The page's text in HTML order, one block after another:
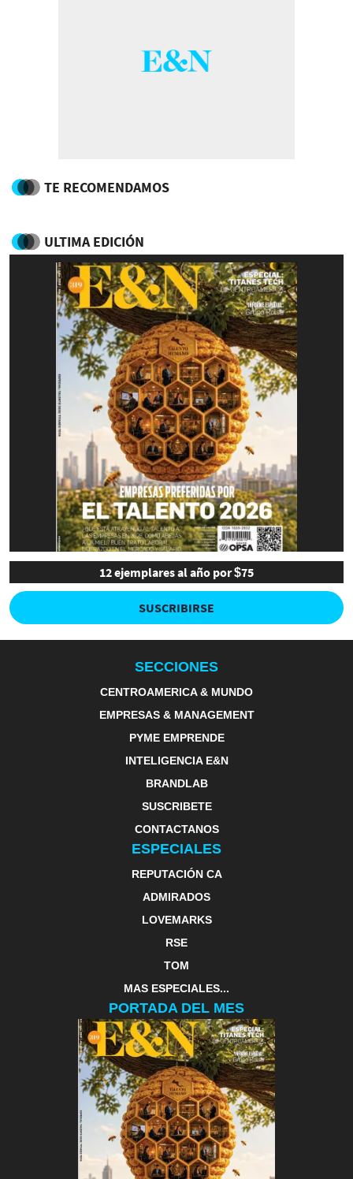
TE RECOMENDAMOS
ULTIMA EDICIÓN
12 ejemplares al año por $75
SUSCRIBIRSE
SECCIONES
CENTROAMERICA & MUNDO
EMPRESAS & MANAGEMENT
PYME EMPRENDE
INTELIGENCIA E&N
BRANDLAB
SUSCRIBETE
CONTACTANOS
ESPECIALES
REPUTACIÓN CA
ADMIRADOS
LOVEMARKS
RSE
TOM
MAS ESPECIALES...
PORTADA DEL MES